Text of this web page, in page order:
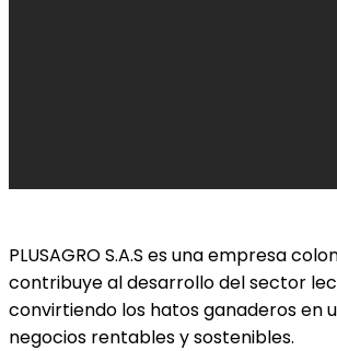
PLUSAGRO S.A.S es una empresa
contribuye al desarrollo del sector
convirtiendo los hatos ganaderos en
negocios rentables y sostenibles.